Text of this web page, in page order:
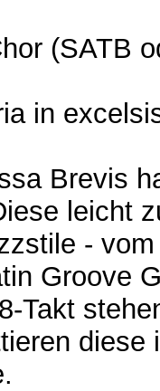
(SATB
in
Brevis
leicht
-
Groove
Takt
diese